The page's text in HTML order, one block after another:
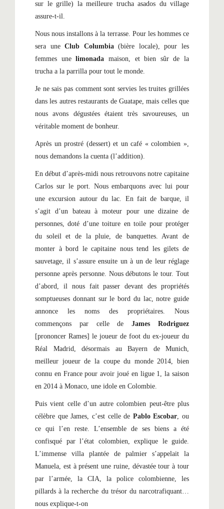
sur le grille) la meilleure trucha asados du village
assure-t-il.
Nous nous installons à la terrasse. Pour les hommes ce
sera uneClub Columbia(bière locale), pour les
femmes unelimonada maison, et bien sûr de la
trucha a la parrilla pour tout le monde.
Je ne sais pas comment sont servies les truites grillées
dans les autres restaurants de Guatape, mais celles que
nous avons dégustées étaient très savoureuses, un
véritable moment de bonheur.
Après un prostré (dessert) et un café « colombien »,
nous demandons la cuenta (l’addition).
En début d’après-midi nous retrouvons notre capitaine
Carlos sur le port. Nous embarquons avec lui pour
une excursion autour du lac. En fait de barque, il
s’agit d’un bateau à moteur pour une dizaine de
personnes, doté d’une toiture en toile pour protéger
du soleil et de la pluie, de banquettes. Avant de
monter à bord le capitaine nous tend les gilets de
sauvetage, il s’assure ensuite un à un de leur réglage
personne après personne. Nous débutons le tour. Tout
d’abord, il nous fait passer devant des propriétés
somptueuses donnant sur le bord du lac, notre guide
annonce les noms des propriétaires. Nous
commençons par cellede James Rodriguez
[prononcer Rames] le joueur de foot du ex-joueur du
Réal Madrid, désormais au Bayern de Munich,
meilleur joueur de la coupe du monde 2014, bien
connu en France pour avoir joué en ligue 1, la saison
en 2014 à Monaco, une idole en Colombie.
Puis vient celle d’un autre colombien peut-être plus
célèbre que James, c’est celle de Pablo Escobar, ou
ce qui l’en reste. L’ensemble de ses biens a été
confisqué par l’état colombien, explique le guide.
L’immense villa plantée de palmier s’appelait la
Manuela, est à présent une ruine, dévastée tour à tour
par l’armée, la CIA, la police colombienne, les
pillards à la recherche du trésor du narcotrafiquant…
nous explique-t-on